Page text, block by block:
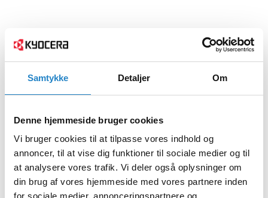
Samtykke Detaljer Om
Denne hjemmeside bruger cookies
Vi bruger cookies til at tilpasse vores indhold og
annoncer, til at vise dig funktioner til sociale medier og til
at analysere vores trafik. Vi deler også oplysninger om
din brug af vores hjemmeside med vores partnere inden
for sociale medier, annonceringspartnere og